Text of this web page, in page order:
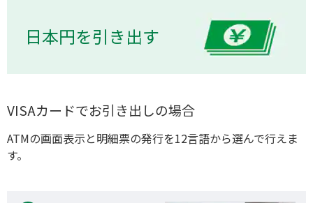
日本円を引き出す
VISAカードでお引き出しの場合
ATMの画面表示と明細票の発行を12言語から選んで行えま
す。